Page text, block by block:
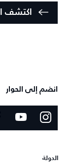
اكتشف
انضم إلى الحوار
الدولة